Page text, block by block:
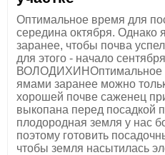
Оптимальное время для
середина октября. Однако
заранее, чтобы почва
для этого - начало
ВОЛОДИХИНОптимальное
ямами заранее можно
хорошей почве саженец
выкопана перед посадкой
плодородная земля у нас
поэтому готовить
чтобы земля насытилась